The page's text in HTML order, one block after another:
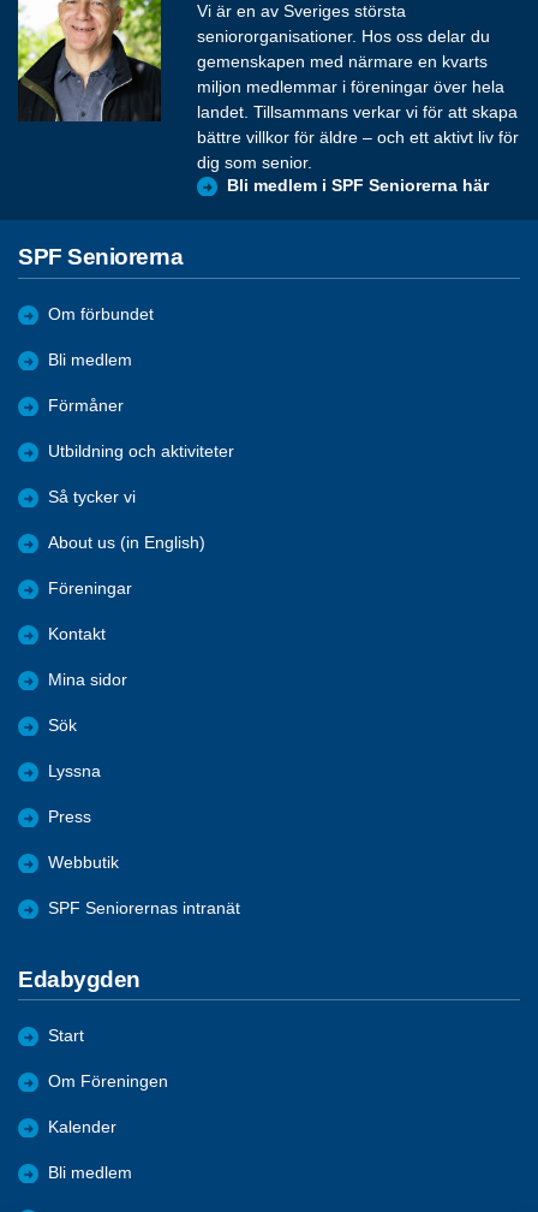
Vi är en av Sveriges största
seniororganisationer. Hos oss delar du
gemenskapen med närmare en kvarts
miljon medlemmar i föreningar över hela
landet. Tillsammans verkar vi för att skapa
bättre villkor för äldre – och ett aktivt liv för
dig som senior.
Bli medlem i SPF Seniorerna här
SPF Seniorerna
Om förbundet
Bli medlem
Förmåner
Utbildning och aktiviteter
Så tycker vi
About us (in English)
Föreningar
Kontakt
Mina sidor
Sök
Lyssna
Press
Webbutik
SPF Seniorernas intranät
Edabygden
Start
Om Föreningen
Kalender
Bli medlem